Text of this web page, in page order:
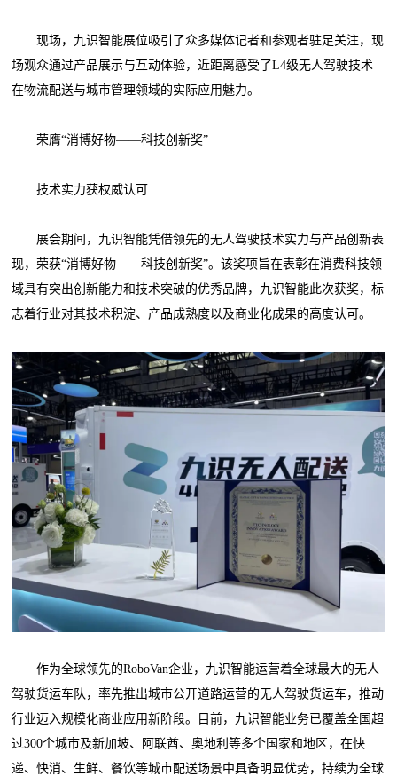
现场，九识智能展位吸引了众多媒体记者和参观者驻足关注，现
场观众通过产品展示与互动体验，近距离感受了L4级无人驾驶技术
在物流配送与城市管理领域的实际应用魅力。
荣膺“消博好物——科技创新奖”
技术实力获权威认可
展会期间，九识智能凭借领先的无人驾驶技术实力与产品创新表
现，荣获“消博好物——科技创新奖”。该奖项旨在表彰在消费科技领
域具有突出创新能力和技术突破的优秀品牌，九识智能此次获奖，标
志着行业对其技术积淀、产品成熟度以及商业化成果的高度认可。
作为全球领先的RoboVan企业，九识智能运营着全球最大的无人
驾驶货运车队，率先推出城市公开道路运营的无人驾驶货运车，推动
行业迈入规模化商业应用新阶段。目前，九识智能业务已覆盖全国超
过300个城市及新加坡、阿联酋、奥地利等多个国家和地区，在快
递、快消、生鲜、餐饮等城市配送场景中具备明显优势，持续为全球